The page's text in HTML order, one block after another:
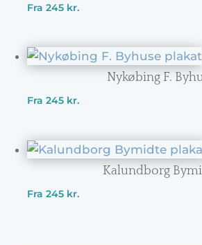
Fra245 kr.
Nykøbing F.
Fra245 kr.
Kalundborg
Fra245 kr.